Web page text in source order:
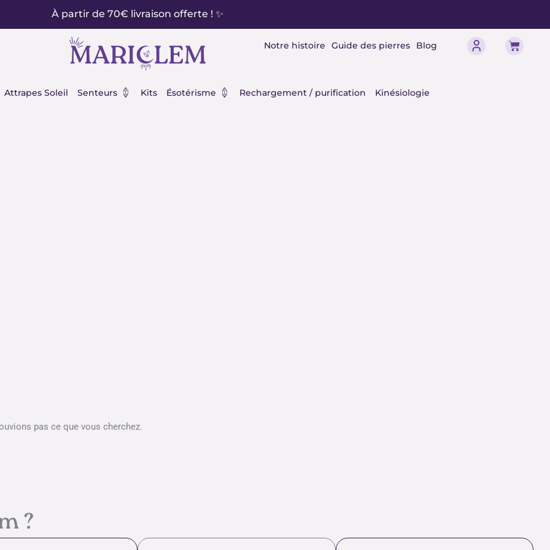
À partir de 70€ livraison offerte ! ✨
Notre histoire Guide des pierres Blog Panier
Attrapes Soleil Senteurs Ouvrir Senteurs
Kits Ésotérisme Ouvrir Ésotérisme
Rechargement / purification Kinésiologie
pas ce que vous cherchez.
?